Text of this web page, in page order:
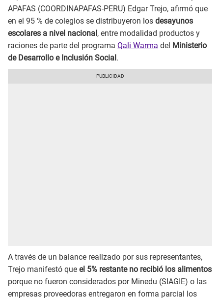
APAFAS (COORDINAPAFAS-PERU) Edgar Trejo, afirmó que
en el 95 % de colegios se distribuyeron los desayunos
escolares a nivel nacional , entre modalidad productos y
raciones de parte del programa Qali Warma del Ministerio
de Desarrollo e Inclusión Social .
A través de un balance realizado por sus representantes,
Trejo manifestó que el 5% restante no recibió los alimentos
porque no fueron considerados por Minedu (SIAGIE) o las
empresas proveedoras entregaron en forma parcial los